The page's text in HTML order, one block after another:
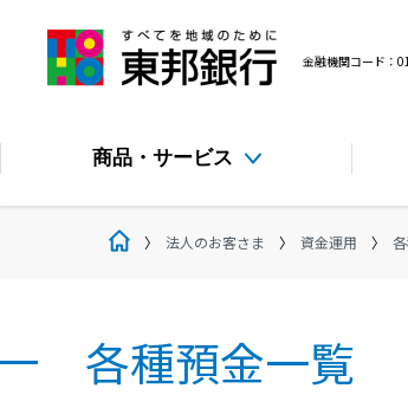
金融機関コード：
商品・サービス
法人のお客さま 資金運用
各種預金一覧